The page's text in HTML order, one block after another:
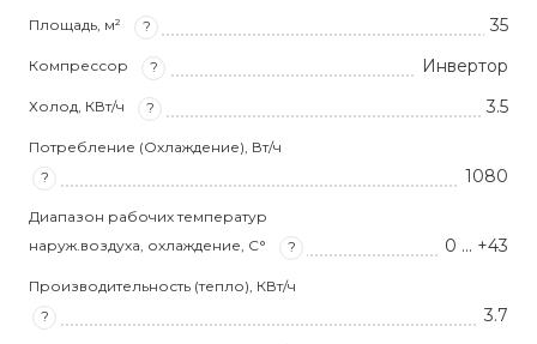
Площадь, м² ? 35
Компрессор ? Инвертор
Холод, КВт/ч ? 3.5
Потребление (Охлаждение), Вт/ч
?
1080
Диапазон рабочих температур
наруж.воздуха, охлаждение, С°
? 0 ... +43
Производительность (тепло), КВт/ч
?
3.7